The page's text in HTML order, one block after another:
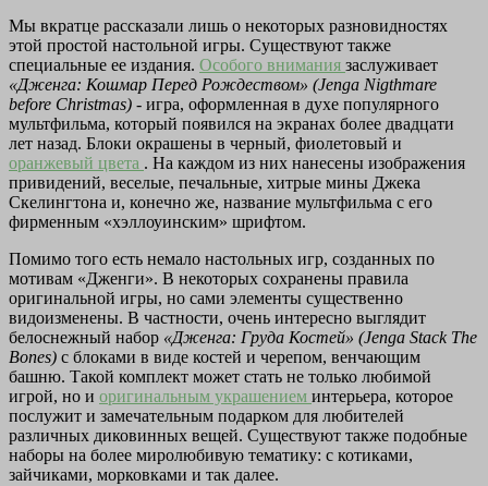
Мы вкратце рассказали лишь о некоторых разновидностях
этой простой настольной игры. Существуют также
специальные ее издания. Особого внимания заслуживает
«Дженга: Кошмар Перед Рождеством» (Jenga Nigthmare
before Christmas) - игра, оформленная в духе популярного
мультфильма, который появился на экранах более двадцати
лет назад. Блоки окрашены в черный, фиолетовый и
оранжевый цвета . На каждом из них нанесены изображения
привидений, веселые, печальные, хитрые мины Джека
Скелингтона и, конечно же, название мультфильма с его
фирменным «хэллоуинским» шрифтом.
Помимо того есть немало настольных игр, созданных по
мотивам «Дженги». В некоторых сохранены правила
оригинальной игры, но сами элементы существенно
видоизменены. В частности, очень интересно выглядит
белоснежный набор «Дженга: Груда Костей» (Jenga Stack The
Bones) с блоками в виде костей и черепом, венчающим
башню. Такой комплект может стать не только любимой
игрой, но и оригинальным украшением интерьера, которое
послужит и замечательным подарком для любителей
различных диковинных вещей. Существуют также подобные
наборы на более миролюбивую тематику: с котиками,
зайчиками, морковками и так далее.